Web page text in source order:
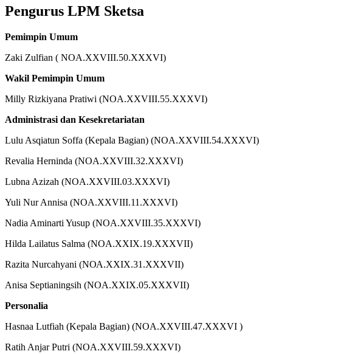
Pengurus LPM Sketsa
Pemimpin Umum
Zaki Zulfian ( NOA.XXVIII.50.XXXVI)
Wakil Pemimpin Umum
Milly Rizkiyana Pratiwi (NOA.XXVIII.55.XXXVI)
Administrasi dan Kesekretariatan
Lulu Asqiatun Soffa (Kepala Bagian) (NOA.XXVIII.54.XXXVI)
Revalia Herninda (NOA.XXVIII.32.XXXVI)
Lubna Azizah (NOA.XXVIII.03.XXXVI)
Yuli Nur Annisa (NOA.XXVIII.11.XXXVI)
Nadia Aminarti Yusup (NOA.XXVIII.35.XXXVI)
Hilda Lailatus Salma (NOA.XXIX.19.XXXVII)
Razita Nurcahyani (ΝΟΑ.ΧΧΙΧ.31.XXXVII)
Anisa Septianingsih (NOA.XXIX.05.XXXVII)
Personalia
Hasnaa Lutfiah (Kepala Bagian) (NOA.XXVIII.47.XXXVI )
Ratih Anjar Putri (NOA.XXVIII.59.XXXVI)